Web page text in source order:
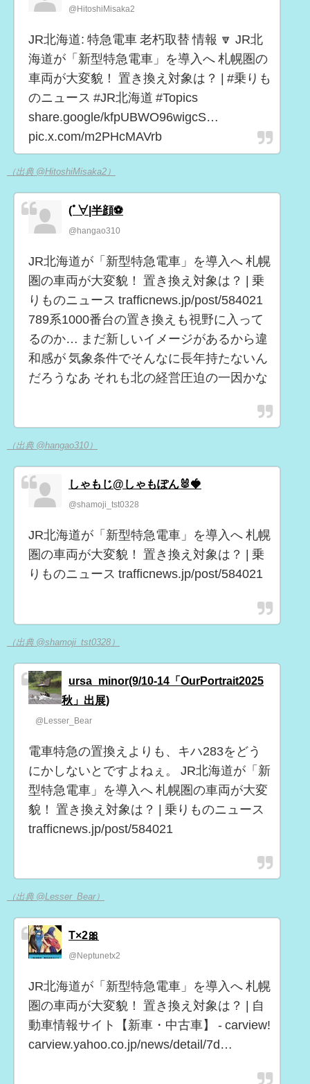
@HitoshiMisaka2
JR北海道: 特急電車 老朽取替 情報 🔽 JR北
海道が「新型特急電車」を導入へ 札幌圏の
車両が大変貌！ 置き換え対象は？ | #乗りも
のニュース #JR北海道 #Topics
share.google/kfpUBWO96wigcS…
pic.x.com/m2PHcMAVrb
（出典 @HitoshiMisaka2）
(ﾟ∀|半顔⚽
@hangao310
JR北海道が「新型特急電車」を導入へ 札幌
圏の車両が大変貌！ 置き換え対象は？ | 乗
りものニュース trafficnews.jp/post/584021
789系1000番台の置き換えも視野に入って
るのか… まだ新しいイメージがあるから違
和感が 気象条件でそんなに長年持たないん
だろうなあ それも北の経営圧迫の一因かな
（出典 @hangao310）
しゃもじ@しゃもぽん🐰🍓
@shamoji_tst0328
JR北海道が「新型特急電車」を導入へ 札幌
圏の車両が大変貌！ 置き換え対象は？ | 乗
りものニュース trafficnews.jp/post/584021
（出典 @shamoji_tst0328）
ursa_minor(9/10-14「OurPortrait2025
秋」出展)
@Lesser_Bear
電車特急の置換えよりも、キハ283をどう
にかしないとですよねぇ。 JR北海道が「新
型特急電車」を導入へ 札幌圏の車両が大変
貌！ 置き換え対象は？ | 乗りものニュース
trafficnews.jp/post/584021
（出典 @Lesser_Bear）
T×2🎀
@Neptunetx2
JR北海道が「新型特急電車」を導入へ 札幌
圏の車両が大変貌！ 置き換え対象は？ | 自
動車情報サイト【新車・中古車】 - carview!
carview.yahoo.co.jp/news/detail/7d…